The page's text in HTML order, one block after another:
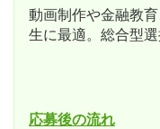
動画制作や金融教
生に最適。総合型
応募後の流れ